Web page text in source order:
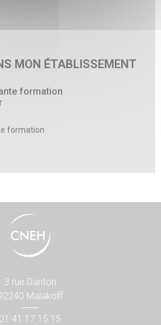
MON ÉTABLISSEMENT
formation
formation
3 rue Danton
Malakoff
01 41 17 15 15